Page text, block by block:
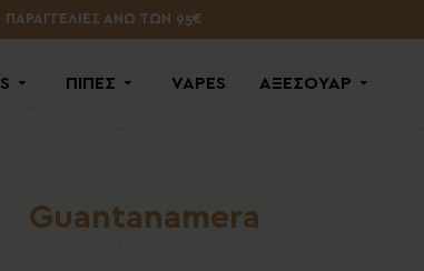
ΑΝΩ ΤΩΝ 95€
ΠΙΠΕΣ VAPES ΑΞΕΣΟΥΑΡ
Guantanamera